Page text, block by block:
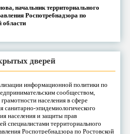
начальник территориального
Роспотребнадзора по
области
дверей
информационной политики по
сообществом,
населения в сфере
санитарно-эпидемиологического
населения и защиты прав
специалистами территориального
Роспотребнадзора по Ростовской